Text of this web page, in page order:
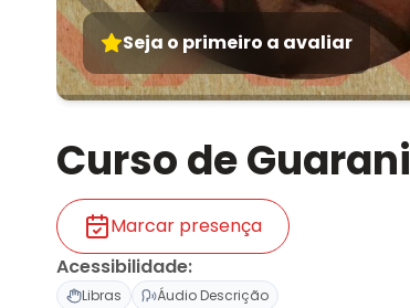
Seja o primeiro a avaliar
Curso de Guarani
Marcar presença
Acessibilidade:
Libras Áudio Descrição